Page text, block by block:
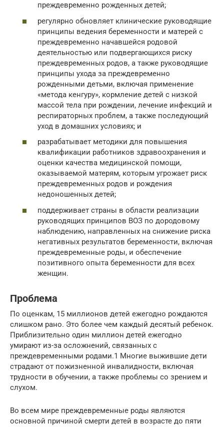
преждевременно рожденных детей;
регулярно обновляет клинические руководящие
принципы ведения беременности и матерей с
преждевременно начавшейся родовой
деятельностью или подвергающихся риску
преждевременных родов, а также руководящие
принципы ухода за преждевременно
рожденными детьми, включая применение
«метода кенгуру», кормление детей с низкой
массой тела при рождении, лечение инфекций и
респираторных проблем, а также последующий
уход в домашних условиях; и
разрабатывает методики для повышения
квалификации работников здравоохранения и
оценки качества медицинской помощи,
оказываемой матерям, которым угрожает риск
преждевременных родов и рождения
недоношенных детей;
поддерживает страны в области реализации
руководящих принципов ВОЗ по дородовому
наблюдению, направленных на снижение риска
негативных результатов беременности, включая
преждевременные роды, и обеспечение
позитивного опыта беременности для всех
женщин.
Проблема
По оценкам, 15 миллионов детей ежегодно рождаются
слишком рано. Это более чем каждый десятый ребенок.
Приблизительно один миллион детей ежегодно
умирают из-за осложнений, связанных с
преждевременными родами.1 Многие выжившие дети
страдают от пожизненной инвалидности, включая
трудности в обучении, а также проблемы со зрением и
слухом.
Во всем мире преждевременные роды являются
основной причиной смерти детей в возрасте до пяти